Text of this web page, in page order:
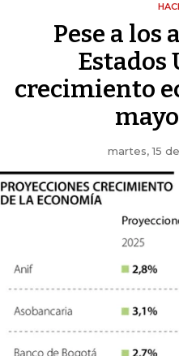
Pese a los
Estados
crecimiento
martes, 15